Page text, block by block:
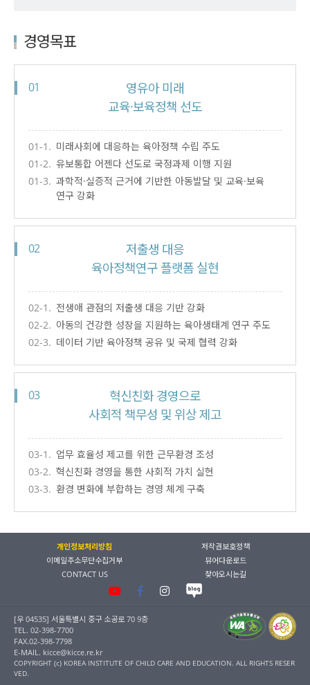
경영목표
01
영유아 미래
교육·보육정책 선도
01-1. 미래사회에 대응하는 육아정책 수립 주도
01-2. 유보통합 어젠다 선도로 국정과제 이행 지원
01-3. 과학적·실증적 근거에 기반한 아동발달 및 교육·보육
연구 강화
02
저출생 대응
육아정책연구 플랫폼 실현
02-1. 전생애 관점의 저출생 대응 기반 강화
02-2. 아동의 건강한 성장을 지원하는 육아생태계 연구 주도
02-3. 데이터 기반 육아정책 공유 및 국제 협력 강화
03
혁신친화 경영으로
사회적 책무성 및 위상 제고
03-1. 업무 효율성 제고를 위한 근무환경 조성
03-2. 혁신친화 경영을 통한 사회적 가치 실현
03-3. 환경 변화에 부합하는 경영 체계 구축
개인정보처리방침
저작권보호정책
이메일주소무단수집거부
뷰어다운로드
CONTACT US
찾아오시는길
[우 04535] 서울특별시 중구 소공로 70 9층
TEL. 02-398-7700
FAX.02-398-7798
E-MAIL. kicce@kicce.re.kr
COPYRIGHT (c) KOREA INSTITUTE OF CHILD CARE AND EDUCATION. ALL RIGHTS RESER
VED.